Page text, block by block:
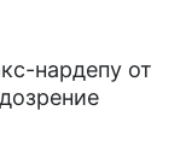
нардепу от